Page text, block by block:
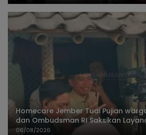
Homecare Jember Tuai Pujian
dan Ombudsman RI Saksikan
Rumah Pasien
06/08/2026